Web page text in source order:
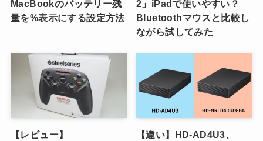
MacBookのバッテリー残
量を%表示にする設定方法
2」iPadで使いやすい？
Bluetoothマウスと比較し
ながら試してみた
【レビュー】
【違い】HD-AD4U3、